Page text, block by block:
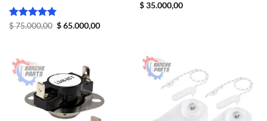
Valorado
$75.000,00 El
$65.000,00El
$ 65.000,00.
$35.000,00